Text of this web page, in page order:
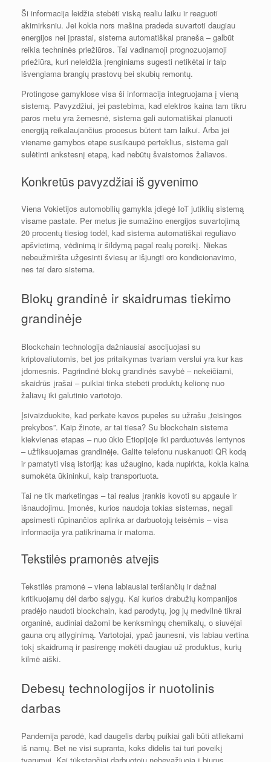
Ši informacija leidžia stebėti viską realiu laiku ir reaguoti
akimirksniu. Jei kokia nors mašina pradeda suvartoti daugiau
energijos nei įprastai, sistema automatiškai praneša – galbūt
reikia techninės priežiūros. Tai vadinamoji prognozuojamoji
priežiūra, kuri neleidžia įrenginiams sugesti netikėtai ir taip
išvengiama brangių prastovų bei skubių remontų.
Protingose gamyklose visa ši informacija integruojama į vieną
sistemą. Pavyzdžiui, jei pastebima, kad elektros kaina tam tikru
paros metu yra žemesnė, sistema gali automatiškai planuoti
energiją reikalaujančius procesus būtent tam laikui. Arba jei
viename gamybos etape susikaupė perteklius, sistema gali
sulėtinti ankstesnį etapą, kad nebūtų švaistomos žaliavos.
Konkretūs pavyzdžiai iš gyvenimo
Viena Vokietijos automobilių gamykla įdiegė IoT jutiklių sistemą
visame pastate. Per metus jie sumažino energijos suvartojimą
20 procentų tiesiog todėl, kad sistema automatiškai reguliavo
apšvietimą, vėdinimą ir šildymą pagal realų poreikį. Niekas
nebeužmiršta užgesinti šviesų ar išjungti oro kondicionavimo,
nes tai daro sistema.
Blokų grandinė ir skaidrumas tiekimo
grandinėje
Blockchain technologija dažniausiai asocijuojasi su
kriptovaliutomis, bet jos pritaikymas tvariam verslui yra kur kas
įdomesnis. Pagrindinė blokų grandinės savybė – nekeičiami,
skaidrūs įrašai – puikiai tinka stebėti produktų kelionę nuo
žaliavų iki galutinio vartotojo.
Įsivaizduokite, kad perkate kavos pupeles su užrašu „teisingos
prekybos”. Kaip žinote, ar tai tiesa? Su blockchain sistema
kiekvienas etapas – nuo ūkio Etiopijoje iki parduotuvės lentynos
– užfiksuojamas grandinėje. Galite telefonu nuskanuoti QR kodą
ir pamatyti visą istoriją: kas užaugino, kada nupirkta, kokia kaina
sumokėta ūkininkui, kaip transportuota.
Tai ne tik marketingas – tai realus įrankis kovoti su apgaule ir
išnaudojimu. Įmonės, kurios naudoja tokias sistemas, negali
apsimesti rūpinančios aplinka ar darbuotojų teisėmis – visa
informacija yra patikrinama ir matoma.
Tekstilės pramonės atvejis
Tekstilės pramonė – viena labiausiai teršiančių ir dažnai
kritikuojamų dėl darbo sąlygų. Kai kurios drabužių kompanijos
pradėjo naudoti blockchain, kad parodytų, jog jų medvilnė tikrai
organinė, audiniai dažomi be kenksmingų chemikalų, o siuvėjai
gauna orų atlyginimą. Vartotojai, ypač jaunesni, vis labiau vertina
tokį skaidrumą ir pasirengę mokėti daugiau už produktus, kurių
kilmė aiški.
Debesų technologijos ir nuotolinis
darbas
Pandemija parodė, kad daugelis darbų puikiai gali būti atliekami
iš namų. Bet ne visi supranta, koks didelis tai turi poveikį